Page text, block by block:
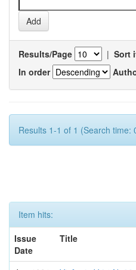
Results/Page | Sort
In order
Results 1-1 of 1 (Search time:
Item hits:
Issue
Date
Title